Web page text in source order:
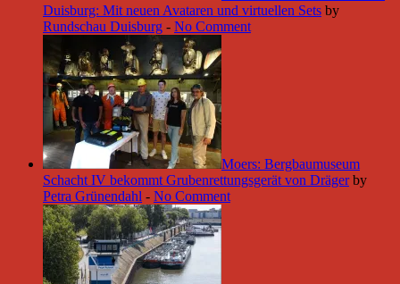
Duisburg: Mit neuen Avataren und virtuellen Sets by
Rundschau Duisburg - No Comment
Moers: Bergbaumuseum
Schacht IV bekommt Grubenrettungsgerät von Dräger by
Petra Grünendahl - No Comment